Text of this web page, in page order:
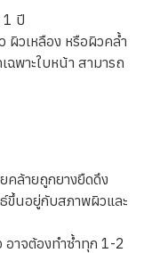
1 ปี
ผิวเหลือง หรือผิวคล้ำ
ฉพาะใบหน้า สามารถ
คล้ายถูกยางยืดดึง
ขึ้นอยู่กับสภาพผิวและ
อาจต้องทำซ้ำทุก 1-2